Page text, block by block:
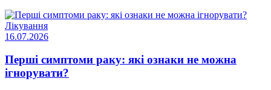
Лікування
16.07.2026
Перші симптоми раку: які ознаки не можна
ігнорувати?